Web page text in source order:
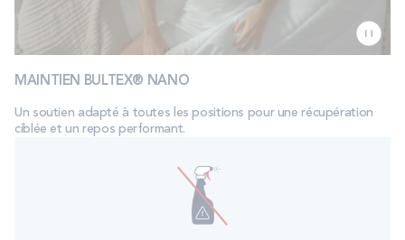
MAINTIEN BULTEX® NANO
Un soutien adapté à toutes les positions pour une récupération
ciblée et un repos performant.